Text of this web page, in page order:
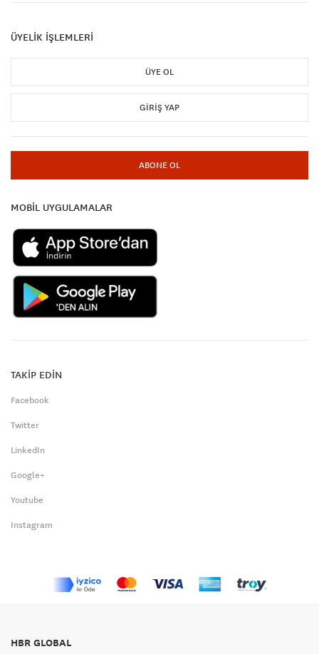
ÜYELİK İŞLEMLERİ
ÜYE OL
GIRIŞ YAP
ABONE OL
MOBİL UYGULAMALAR
TAKİP EDİN
Facebook
Twitter
LinkedIn
Google+
Youtube
Instagram
HBR GLOBAL